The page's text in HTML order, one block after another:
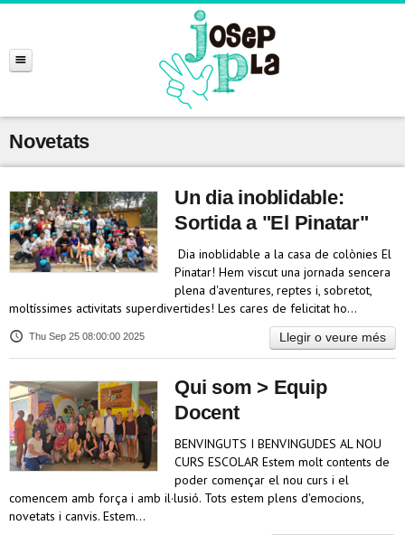
Novetats
Un dia inoblidable:
Sortida a "El Pinatar"
Dia inoblidable a la casa de colònies El
Pinatar! ​Hem viscut una jornada sencera
plena d'aventures, reptes i, sobretot,
moltíssimes activitats superdivertides! Les cares de felicitat ho…
Thu Sep 25 08:00:00 2025 Llegir o veure més
Qui som > Equip
Docent
BENVINGUTS I BENVINGUDES AL NOU
CURS ESCOLAR Estem molt contents de
poder començar el nou curs i el
comencem amb força i amb il·lusió. Tots estem plens d'emocions,
novetats i canvis. Estem…